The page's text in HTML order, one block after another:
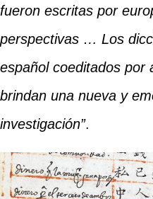
fueron escritas por
perspectivas … Los
español coeditados por
brindan una nueva y
investigación”.